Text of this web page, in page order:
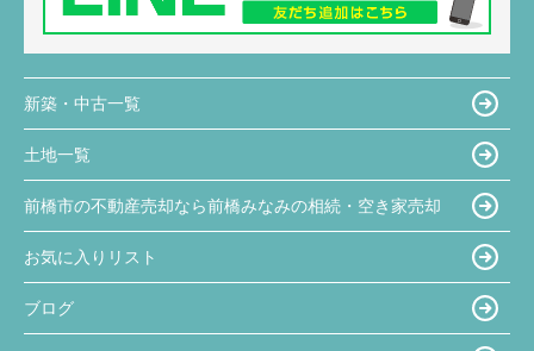
新築・中古一覧
土地一覧
前橋市の不動産売却なら前橋みなみの相続・空き家売却
お気に入りリスト
ブログ